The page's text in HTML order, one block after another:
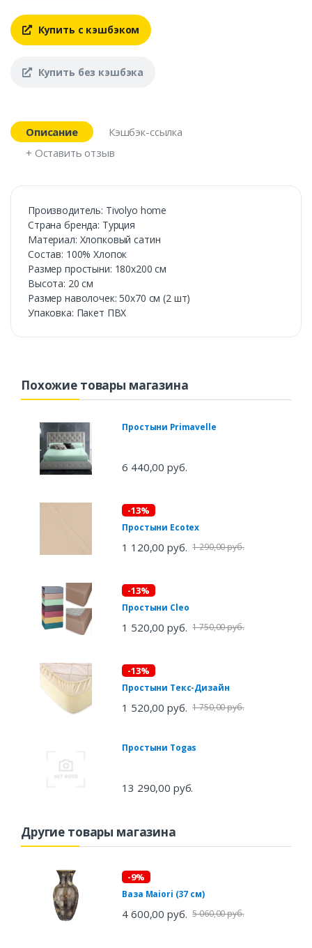
Купить с кэшбэком
Купить без кэшбэка
Описание
Кэшбэк-ссылка
+ Оставить отзыв
Производитель: Tivolyo home
Страна бренда: Турция
Материал: Хлопковый сатин
Состав: 100% Хлопок
Размер простыни: 180х200 см
Высота: 20 см
Размер наволочек: 50х70 см (2 шт)
Упаковка: Пакет ПВХ
Похожие товары магазина
Простыни Primavelle
6 440,00 руб.
-13%
Простыни Ecotex
1 120,00 руб. 1 290,00 руб.
-13%
Простыни Cleo
1 520,00 руб. 1 750,00 руб.
-13%
Простыни Текс-Дизайн
1 520,00 руб. 1 750,00 руб.
Простыни Togas
13 290,00 руб.
Другие товары магазина
-9%
Ваза Maiori (37 см)
4 600,00 руб. 5 060,00 руб.